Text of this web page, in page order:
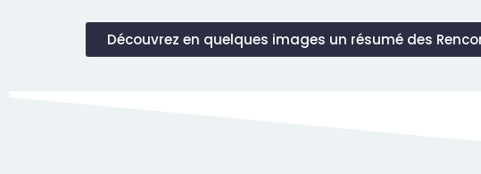
Découvrez en quelques images un résumé des